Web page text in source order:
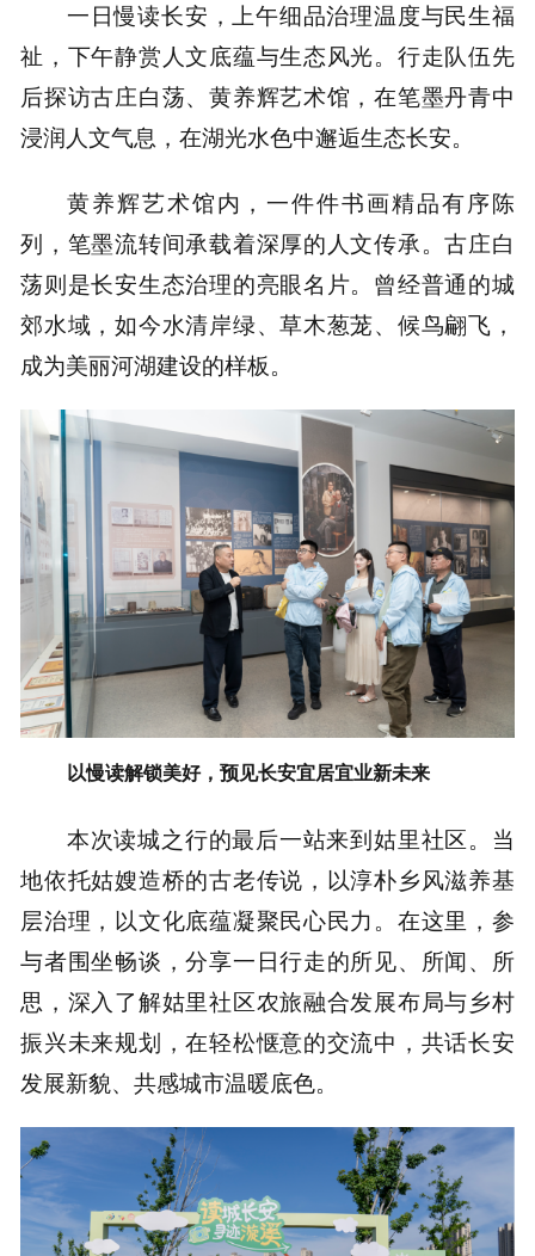
一日慢读长安，上午细品治理温度与民生福
祉，下午静赏人文底蕴与生态风光。行走队伍先
后探访古庄白荡、黄养辉艺术馆，在笔墨丹青中
浸润人文气息，在湖光水色中邂逅生态长安。
黄养辉艺术馆内，一件件书画精品有序陈
列，笔墨流转间承载着深厚的人文传承。古庄白
荡则是长安生态治理的亮眼名片。曾经普通的城
郊水域，如今水清岸绿、草木葱茏、候鸟翩飞，
成为美丽河湖建设的样板。
以慢读解锁美好，预见长安宜居宜业新未来
本次读城之行的最后一站来到姑里社区。当
地依托姑嫂造桥的古老传说，以淳朴乡风滋养基
层治理，以文化底蕴凝聚民心民力。在这里，参
与者围坐畅谈，分享一日行走的所见、所闻、所
思，深入了解姑里社区农旅融合发展布局与乡村
振兴未来规划，在轻松惬意的交流中，共话长安
发展新貌、共感城市温暖底色。